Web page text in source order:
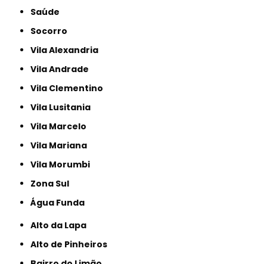
Saúde
Socorro
Vila Alexandria
Vila Andrade
Vila Clementino
Vila Lusitania
Vila Marcelo
Vila Mariana
Vila Morumbi
Zona Sul
Água Funda
Alto da Lapa
Alto de Pinheiros